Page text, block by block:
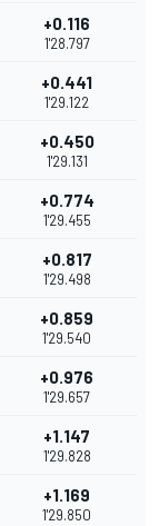
+0.116
1'28.797
+0.441
1'29.122
+0.450
1'29.131
+0.774
1'29.455
+0.817
1'29.498
+0.859
1'29.540
+0.976
1'29.657
+1.147
1'29.828
+1.169
1'29.850